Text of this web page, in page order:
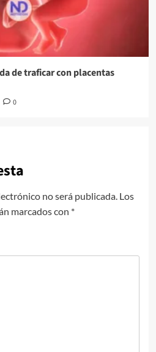
de traficar con placentas
0
no será publicada. Los
marcados con *